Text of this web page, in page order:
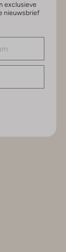
exclusieve
nieuwsbrief